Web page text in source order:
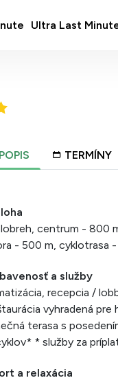
Ultra Last
POPIS TERMÍNY
centrum - 800
- 500 m, cyklotrasa
a služby
recepcia /
vyhradená
terasa s
* služby za
a relaxácia